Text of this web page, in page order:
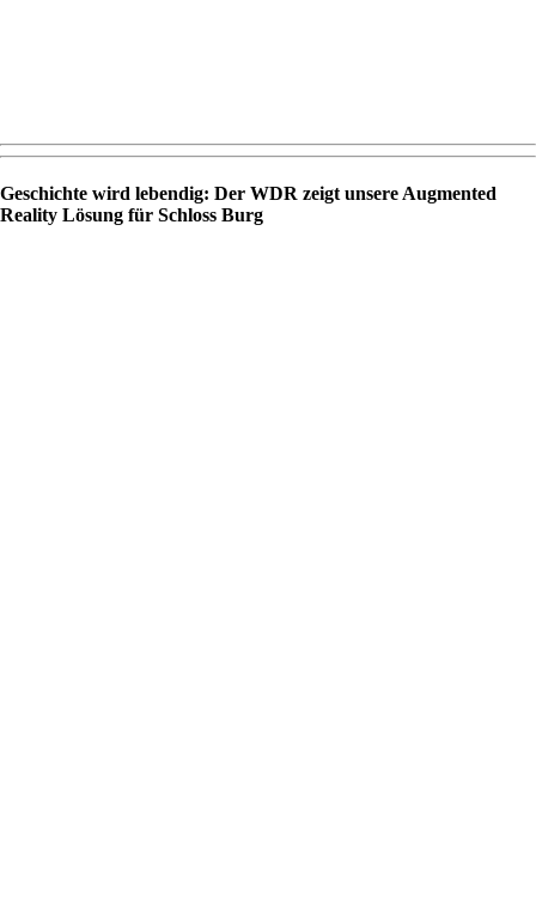
Geschichte wird lebendig: Der WDR zeigt unsere Augmented
Reality Lösung für Schloss Burg